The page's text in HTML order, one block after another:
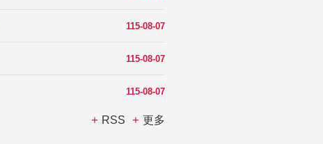
115-08-07
115-08-07
115-08-07
RSS 更多